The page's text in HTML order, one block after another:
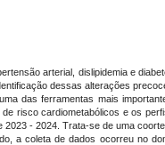
arterial, dislipidemia e
dessas alterações
das ferramentas mais
risco cardiometabólicos e os
- 2024. Trata-se de uma
a coleta de dados ocorreu no